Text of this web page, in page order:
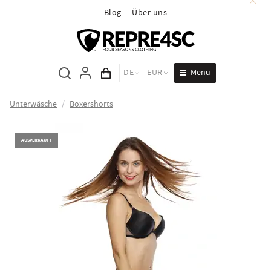
Blog Über uns
Inhalt des Wagens
DE EUR Menü
Unterwäsche / Boxershorts
AUSVERKAUFT